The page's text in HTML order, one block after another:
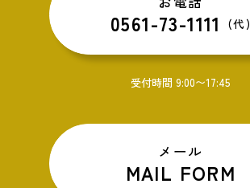
0561-73-1111 (代)
受付時間 9:00〜17:45
メール
MAIL FORM